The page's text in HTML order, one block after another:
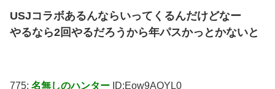
USJコラボあるんならいってくるんだけどなー
やるなら2回やるだろうから年パスかっとかないと
775: 名無しのハンター ID:Eow9AQYL0